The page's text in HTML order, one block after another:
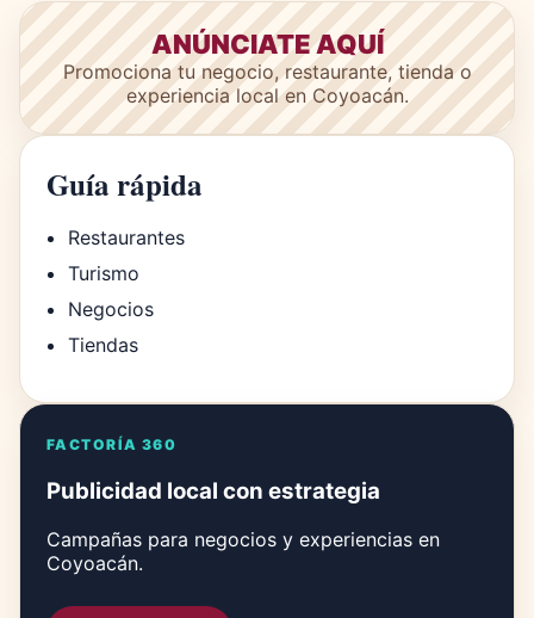
ANÚNCIATE AQUÍ
Promociona tu negocio, restaurante, tienda o
experiencia local en Coyoacán.
Guía rápida
Restaurantes
Turismo
Negocios
Tiendas
FACTORÍA 360
Publicidad local con estrategia
Campañas para negocios y experiencias en
Coyoacán.